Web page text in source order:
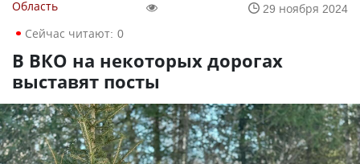
Область
29 ноября 2024
Сейчас читают: 0
В ВКО на некоторых дорогах
выставят посты